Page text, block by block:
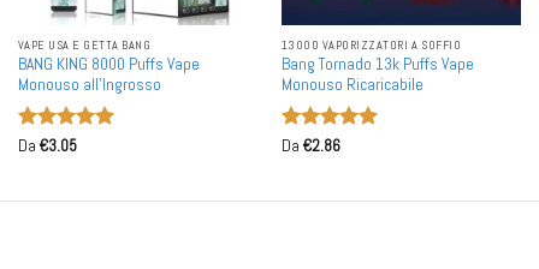
VAPE USA E GETTA BANG
BANG KING 8000 Puffs Vape
Monouso all'Ingrosso
Valutato
Da €3.05
13000 VAPORIZZATORI A SOFFIO
Bang Tornado 13k Puffs Vape
Monouso Ricaricabile
Valutato
Da €2.86